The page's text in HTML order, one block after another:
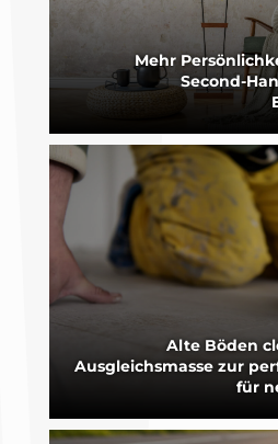
Mehr
Second-
Alte Böden
Ausgleichsmasse zur
für